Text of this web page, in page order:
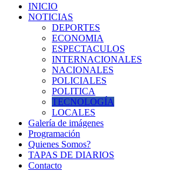
INICIO
NOTICIAS
DEPORTES
ECONOMIA
ESPECTACULOS
INTERNACIONALES
NACIONALES
POLICIALES
POLITICA
TECNOLOGÍA
LOCALES
Galería de imágenes
Programación
Quienes Somos?
TAPAS DE DIARIOS
Contacto